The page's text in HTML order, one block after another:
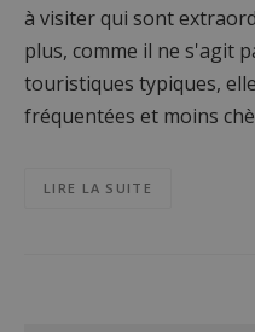
à visiter qui sont
plus, comme il ne s'agit
touristiques typiques,
fréquentées et moins
LIRE LA SUITE